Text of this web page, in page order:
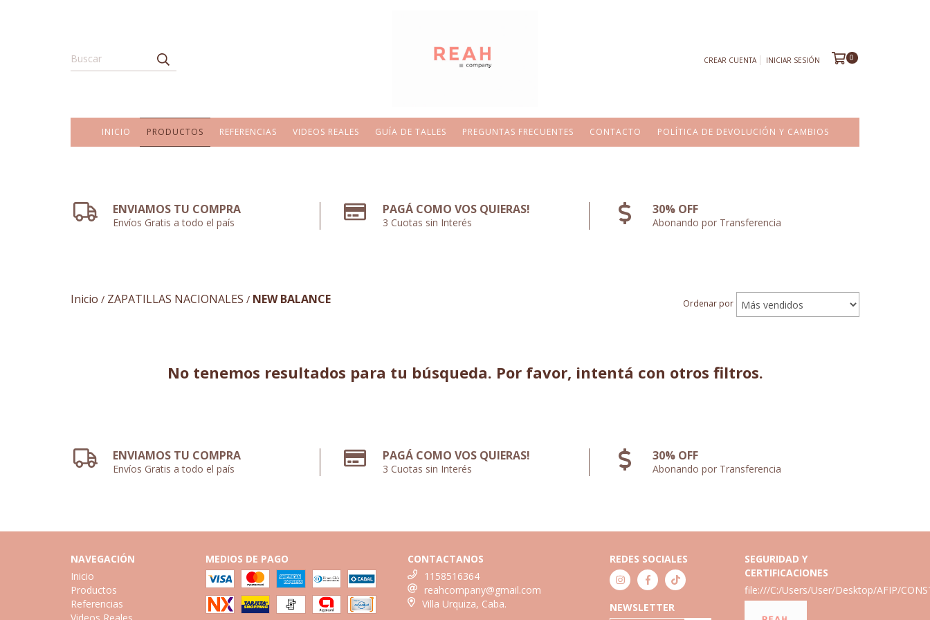
CREAR CUENTA INICIAR SESIÓN 0
INICIO PRODUCTOS REFERENCIAS VIDEOS REALES GUÍA DE TALLES PREGUNTAS FRECUENTES CONTACTO POLÍTICA DE DEVOLUCIÓN Y CAMBIOS
ENVIAMOS TU COMPRA
Envíos Gratis a todo el país
PAGÁ COMO VOS QUIERAS!
3 Cuotas sin Interés
30% OFF
Abonando por Transferencia
Inicio / ZAPATILLAS NACIONALES / NEW BALANCE Ordenar por
No tenemos resultados para tu búsqueda. Por favor, intentá con otros filtros.
ENVIAMOS TU COMPRA
Envíos Gratis a todo el país
PAGÁ COMO VOS QUIERAS!
3 Cuotas sin Interés
30% OFF
Abonando por Transferencia
NAVEGACIÓN
Inicio
Productos
Referencias
MEDIOS DE PAGO
CONTACTANOS
1158516364
reahcompany@gmail.com
Villa Urquiza, Caba.
REDES SOCIALES
NEWSLETTER
SEGURIDAD Y
CERTIFICACIONES
file:///C:/Users/User/Desktop/AFIP/